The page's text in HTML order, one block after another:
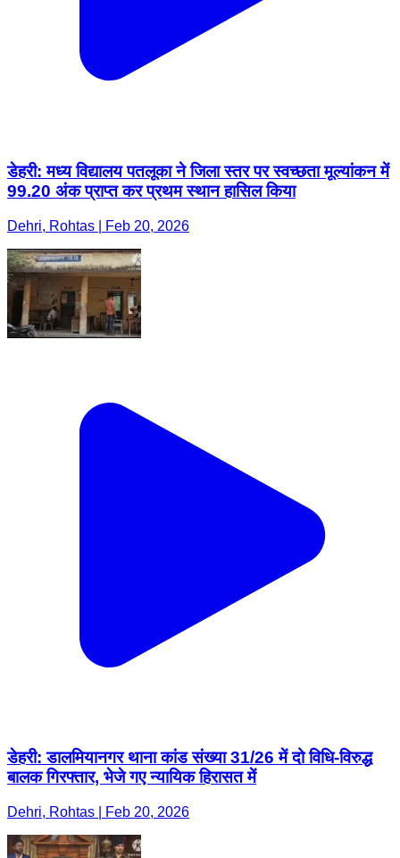
डेहरी: मध्य विद्यालय पतलूका ने जिला स्तर पर स्वच्छता मूल्यांकन में
99.20 अंक प्राप्त कर प्रथम स्थान हासिल किया
Dehri, Rohtas | Feb 20, 2026
डेहरी: डालमियानगर थाना कांड संख्या 31/26 में दो विधि-विरुद्ध
बालक गिरफ्तार, भेजे गए न्यायिक हिरासत में
Dehri, Rohtas | Feb 20, 2026